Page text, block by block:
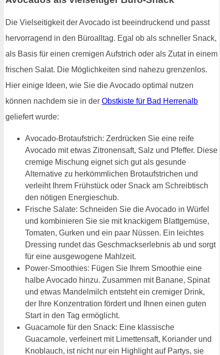
Die Vielseitigkeit der Avocado ist beeindruckend und passt
hervorragend in den Büroalltag. Egal ob als schneller Snack,
als Basis für einen cremigen Aufstrich oder als Zutat in einem
frischen Salat. Die Möglichkeiten sind nahezu grenzenlos.
Hier einige Ideen, wie Sie die Avocado optimal nutzen
können nachdem sie in der Obstkiste für Bad Herrenalb
geliefert wurde:
Avocado-Brotaufstrich: Zerdrücken Sie eine reife
Avocado mit etwas Zitronensaft, Salz und Pfeffer. Diese
cremige Mischung eignet sich gut als gesunde
Alternative zu herkömmlichen Brotaufstrichen und
verleiht Ihrem Frühstück oder Snack am Schreibtisch
den nötigen Energieschub.
Frische Salate: Schneiden Sie die Avocado in Würfel
und kombinieren Sie sie mit knackigem Blattgemüse,
Tomaten, Gurken und ein paar Nüssen. Ein leichtes
Dressing rundet das Geschmackserlebnis ab und sorgt
für eine ausgewogene Mahlzeit.
Power-Smoothies: Fügen Sie Ihrem Smoothie eine
halbe Avocado hinzu. Zusammen mit Banane, Spinat
und etwas Mandelmilch entsteht ein cremiger Drink,
der Ihre Konzentration fördert und Ihnen einen guten
Start in den Tag ermöglicht.
Guacamole für den Snack: Eine klassische
Guacamole, verfeinert mit Limettensaft, Koriander und
Knoblauch, ist nicht nur ein Highlight auf Partys, sie